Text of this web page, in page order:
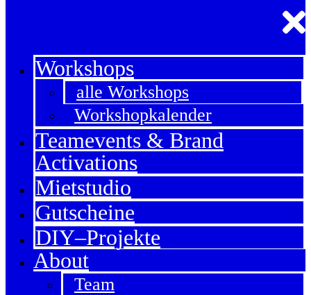
Workshops
alle Workshops
Workshopkalender
Teamevents & Brand
Activations
Mietstudio
Gutscheine
DIY–Projekte
About
Team